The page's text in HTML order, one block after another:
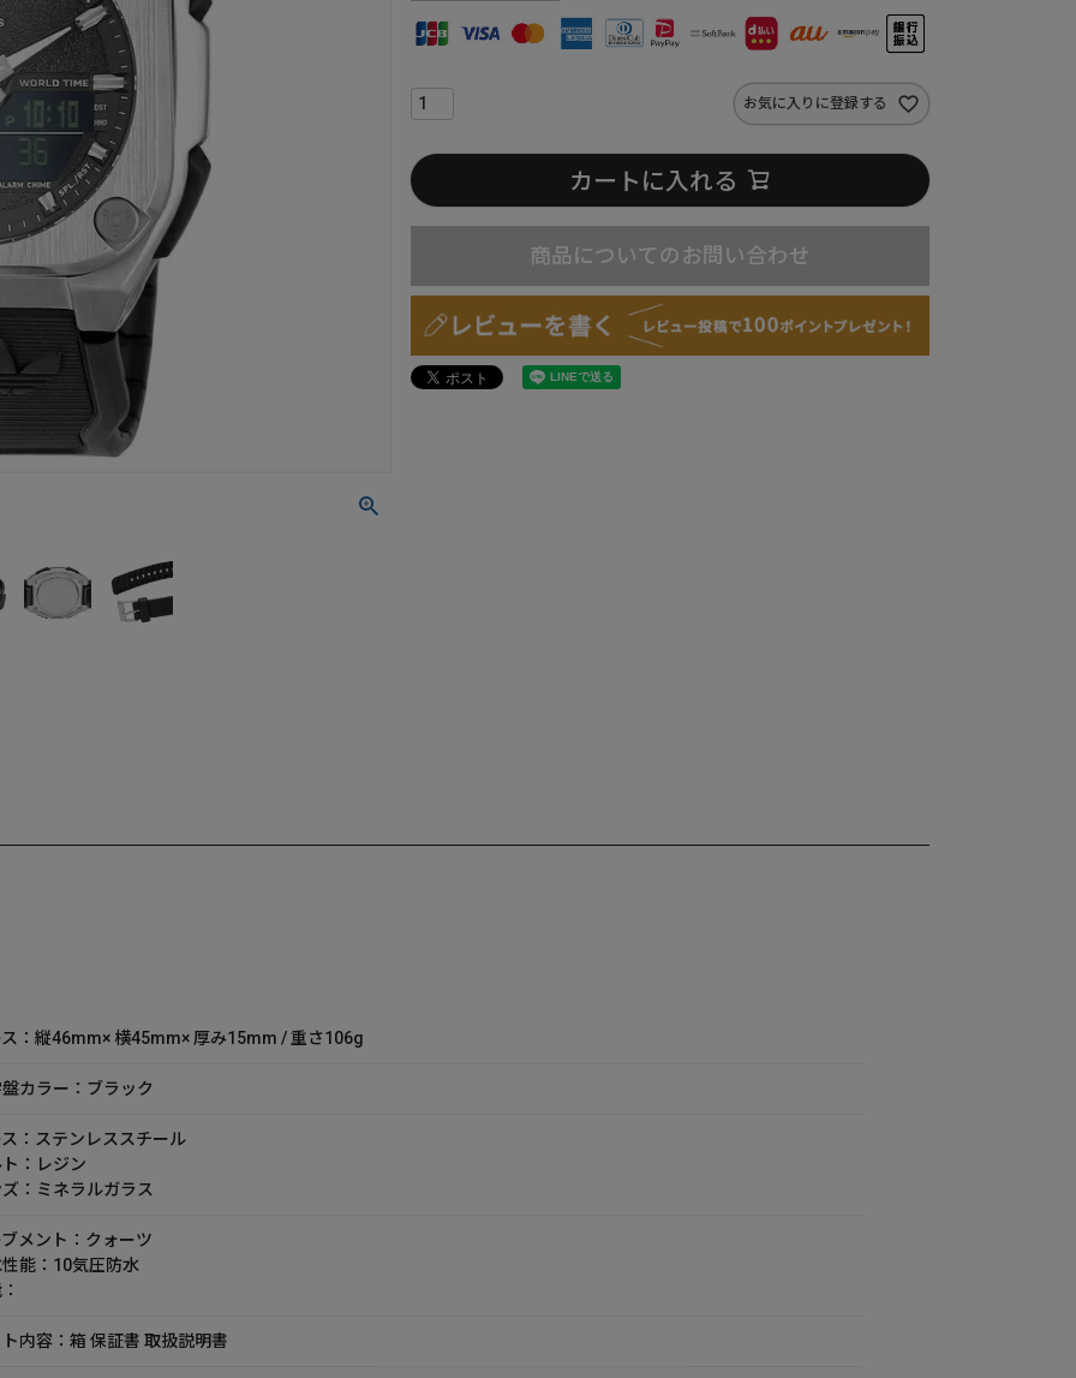
お気に入りに登録する
カートに入れる
商品についてのお問い合わせ
：縦46mm× 横45mm× 厚み15mm / 重さ106g
カラー：ブラック
：ステンレススチール
：レジン
：ミネラルガラス
メント：クォーツ
能：10気圧防水
内容：箱 保証書 取扱説明書